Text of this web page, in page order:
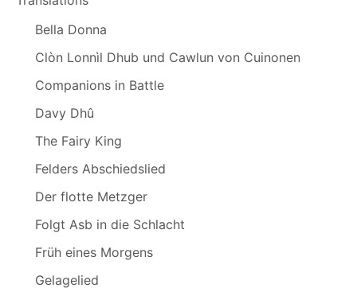
Bella Donna
Clòn Lonnìl Dhub und Cawlun von Cuinonen
Companions in Battle
Davy Dhû
The Fairy King
Felders Abschiedslied
Der flotte Metzger
Folgt Asb in die Schlacht
Früh eines Morgens
Gelagelied